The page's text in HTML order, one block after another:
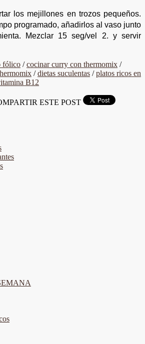
los mejillones en trozos pequeños.
programado, añadirlos al vaso junto
Mezclar 15 seg/vel 2. y servir
fólico /cocinar curry con thermomix /
/dietas suculentas /platos ricos en
B12
ESTE POST